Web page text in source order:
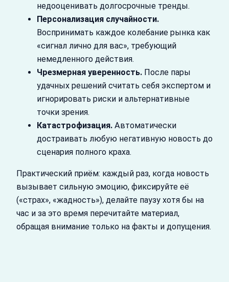
недооценивать долгосрочные тренды.
Персонализация случайности.
Воспринимать каждое колебание рынка как
«сигнал лично для вас», требующий
немедленного действия.
Чрезмерная уверенность. После пары
удачных решений считать себя экспертом и
игнорировать риски и альтернативные
точки зрения.
Катастрофизация. Автоматически
достраивать любую негативную новость до
сценария полного краха.
Практический приём: каждый раз, когда новость
вызывает сильную эмоцию, фиксируйте её
(«страх», «жадность»), делайте паузу хотя бы на
час и за это время перечитайте материал,
обращая внимание только на факты и допущения.